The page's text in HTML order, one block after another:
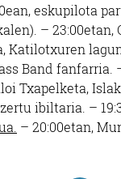
eskupilota
– 23:00etan,
Katilotxuren
Band
Txapelketa,
ibiltaria. –
– 20:00etan,